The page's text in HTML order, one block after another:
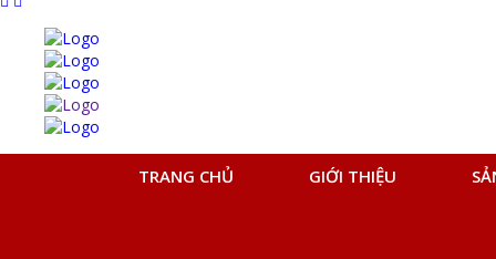
TRANG CHỦ GIỚI THIỆU